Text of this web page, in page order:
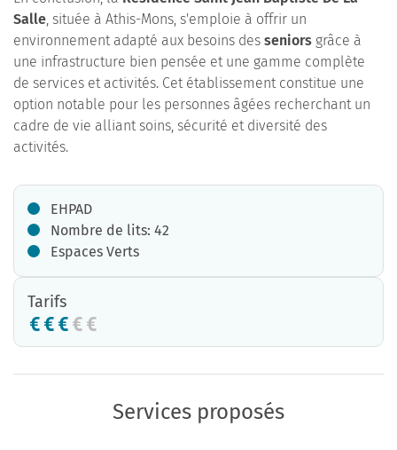
Salle, située à Athis-Mons, s'emploie à offrir un
environnement adapté aux besoins des seniors grâce à
une infrastructure bien pensée et une gamme complète
de services et activités. Cet établissement constitue une
option notable pour les personnes âgées recherchant un
cadre de vie alliant soins, sécurité et diversité des
activités.
EHPAD
Nombre de lits: 42
Espaces Verts
Tarifs
Services proposés